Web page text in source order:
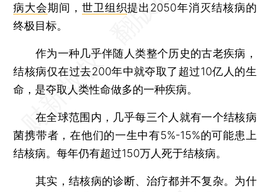
病大会期间， 世卫组织提出2050年消灭结核病的
终极目标。
作为一种几乎伴随人类整个历史的古老疾病，
结核病仅在过去200年中就夺取了超过10亿人的生
命，是夺取人类性命做多的一种疾病。
在全球范围内，几乎每三个人就有一个结核病
菌携带者，在他们的一生中有5%-15%的可能患上
结核病。每年仍有超过150万人死于结核病。
其实，结核病的诊断、治疗都并不复杂。为什